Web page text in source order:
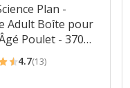
Plan -
Adult Boîte pour
Poulet - 370
4.7(13)